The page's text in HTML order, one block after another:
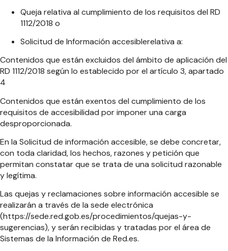
Queja relativa al cumplimiento de los requisitos del RD
1112/2018 o
Solicitud de Información accesiblerelativa a:
Contenidos que están excluidos del ámbito de aplicación del
RD 1112/2018 según lo establecido por el artículo 3, apartado
4
Contenidos que están exentos del cumplimiento de los
requisitos de accesibilidad por imponer una carga
desproporcionada.
En la Solicitud de información accesible, se debe concretar,
con toda claridad, los hechos, razones y petición que
permitan constatar que se trata de una solicitud razonable
y legítima.
Las quejas y reclamaciones sobre información accesible se
realizarán a través de la sede electrónica
(https://sede.red.gob.es/procedimientos/quejas-y-
sugerencias), y serán recibidas y tratadas por el área de
Sistemas de la Información de Red.es.